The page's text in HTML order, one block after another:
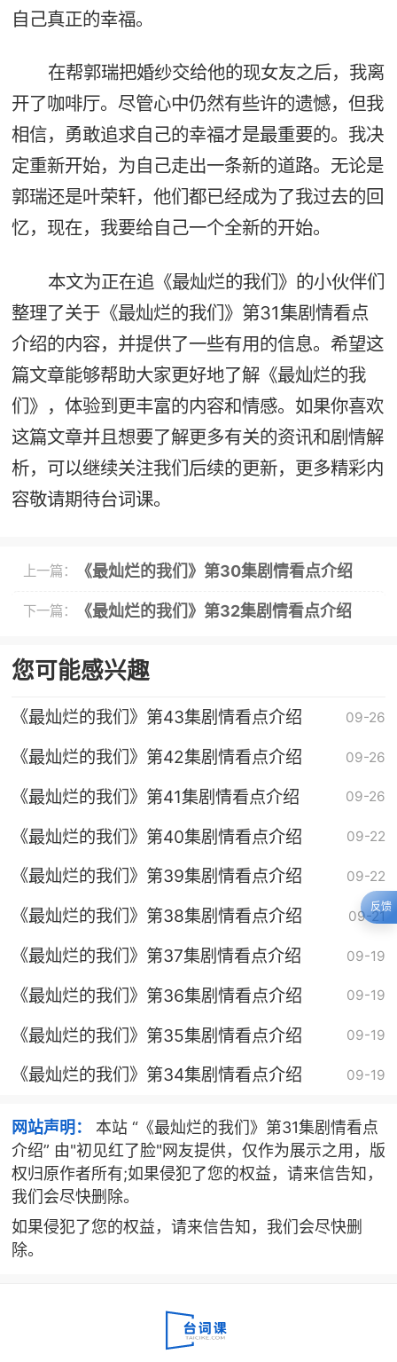
自己真正的幸福。
在帮郭瑞把婚纱交给他的现女友之后，我离
开了咖啡厅。尽管心中仍然有些许的遗憾，但我
相信，勇敢追求自己的幸福才是最重要的。我决
定重新开始，为自己走出一条新的道路。无论是
郭瑞还是叶荣轩，他们都已经成为了我过去的回
忆，现在，我要给自己一个全新的开始。
本文为正在追《最灿烂的我们》的小伙伴们
整理了关于《最灿烂的我们》第31集剧情看点
介绍的内容，并提供了一些有用的信息。希望这
篇文章能够帮助大家更好地了解《最灿烂的我
们》，体验到更丰富的内容和情感。如果你喜欢
这篇文章并且想要了解更多有关的资讯和剧情解
析，可以继续关注我们后续的更新，更多精彩内
容敬请期待台词课。
上一篇： 《最灿烂的我们》第30集剧情看点介绍
下一篇： 《最灿烂的我们》第32集剧情看点介绍
您可能感兴趣
《最灿烂的我们》第43集剧情看点介绍 09-26
《最灿烂的我们》第42集剧情看点介绍 09-26
《最灿烂的我们》第41集剧情看点介绍 09-26
《最灿烂的我们》第40集剧情看点介绍 09-22
《最灿烂的我们》第39集剧情看点介绍 09-22
《最灿烂的我们》第38集剧情看点介绍 09-21
《最灿烂的我们》第37集剧情看点介绍 09-19
《最灿烂的我们》第36集剧情看点介绍 09-19
《最灿烂的我们》第35集剧情看点介绍 09-19
《最灿烂的我们》第34集剧情看点介绍 09-19
网站声明：
本站 “《最灿烂的我们》第31集剧情看点
介绍” 由"初见红了脸"网友提供，仅作为展示之用，版
权归原作者所有;如果侵犯了您的权益，请来信告知，
我们会尽快删除。
如果侵犯了您的权益，请来信告知，我们会尽快删
除。
反馈